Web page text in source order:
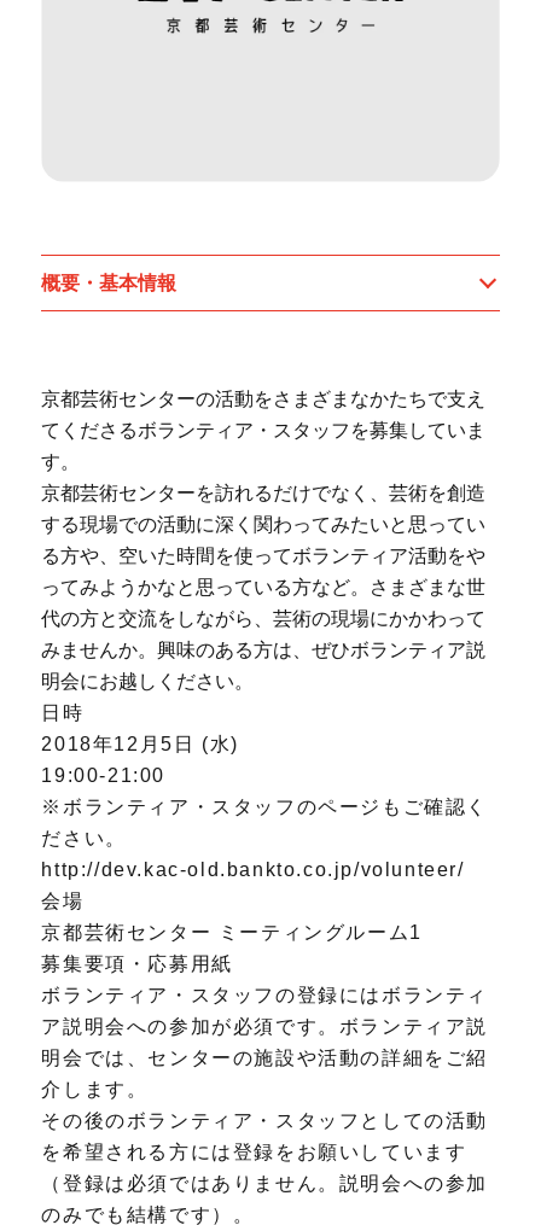
サイトポリシー&プライバシーポリシー
概要・基本情報
京都芸術センターの活動をさまざまなかたちで支え
てくださるボランティア・スタッフを募集していま
す。
京都芸術センターを訪れるだけでなく、芸術を創造
する現場での活動に深く関わってみたいと思ってい
る方や、空いた時間を使ってボランティア活動をや
ってみようかなと思っている方など。さまざまな世
代の方と交流をしながら、芸術の現場にかかわって
みませんか。興味のある方は、ぜひボランティア説
明会にお越しください。
日時
2018年12月5日 (水)
19:00-21:00
※ボランティア・スタッフのページもご確認く
ださい。
http://dev.kac-old.bankto.co.jp/volunteer/
会場
京都芸術センター ミーティングルーム1
募集要項・応募用紙
ボランティア・スタッフの登録にはボランティ
ア説明会への参加が必須です。ボランティア説
明会では、センターの施設や活動の詳細をご紹
介します。
その後のボランティア・スタッフとしての活動
を希望される方には登録をお願いしています
（登録は必須ではありません。説明会への参加
のみでも結構です）。